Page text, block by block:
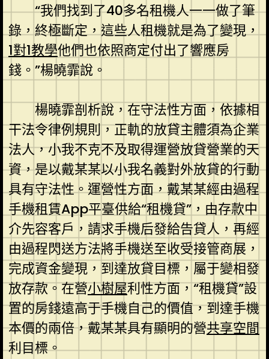
“我們找到了40多名租機人一一做了筆
錄，終極斷定，這些人租機就是為了變現，
1對1教學他們也依照商定付出了響應房
錢。”楊曉霏說。
楊曉霏剖析說，在守法性方面，依據相
干法令律例規則，正軌的放貸主體須為企業
法人，小我不克不及取得運營放貸營業的天
資，是以戴某某以小我名義對外放貸的行動
具有守法性。運營性方面，戴某某經由過程
手機租賃App平臺供給“租機貸”，由存款中
介先容客戶，請求手機后發給告貸人，再經
由過程閃送方法將手機送至收受接管商展，
完成資金變現，到達放貸目標，屬于變相發
放存款。在營小樹屋利性方面，“租機貸”設
置的房錢遠高于手機自己的價值，到達手機
本價的兩倍，戴某某具有顯明的營共享空間
利目標。